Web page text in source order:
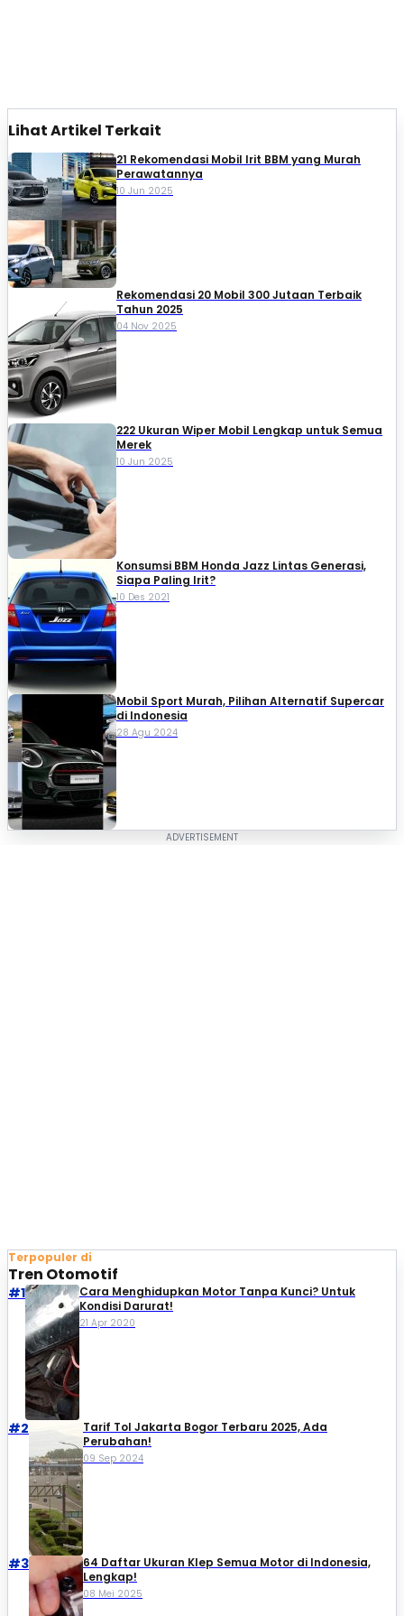
Lihat Artikel Terkait
21 Rekomendasi Mobil Irit BBM yang Murah
Perawatannya
10 Jun 2025
Rekomendasi 20 Mobil 300 Jutaan Terbaik
Tahun 2025
04 Nov 2025
222 Ukuran Wiper Mobil Lengkap untuk Semua
Merek
10 Jun 2025
Konsumsi BBM Honda Jazz Lintas Generasi,
Siapa Paling Irit?
10 Des 2021
Mobil Sport Murah, Pilihan Alternatif Supercar
di Indonesia
28 Agu 2024
Terpopuler di
Tren Otomotif
#1
Cara Menghidupkan Motor Tanpa Kunci? Untuk
Kondisi Darurat!
21 Apr 2020
#2
Tarif Tol Jakarta Bogor Terbaru 2025, Ada
Perubahan!
09 Sep 2024
#3
64 Daftar Ukuran Klep Semua Motor di Indonesia,
Lengkap!
08 Mei 2025